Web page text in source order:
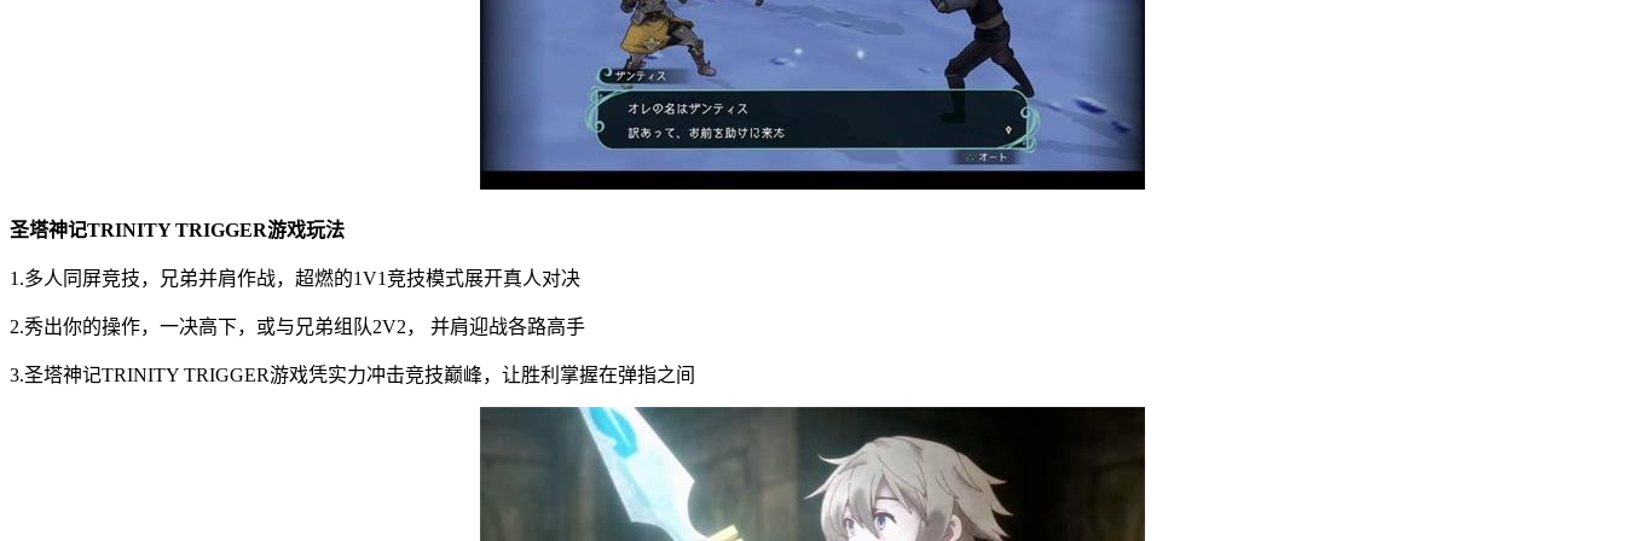
圣塔神记TRINITY TRIGGER游戏玩法
1.多人同屏竞技，兄弟并肩作战，超燃的1V1竞技模式展开真人对决
2.秀出你的操作，一决高下，或与兄弟组队2V2， 并肩迎战各路高手
3.圣塔神记TRINITY TRIGGER游戏凭实力冲击竞技巅峰，让胜利掌握在弹指之间